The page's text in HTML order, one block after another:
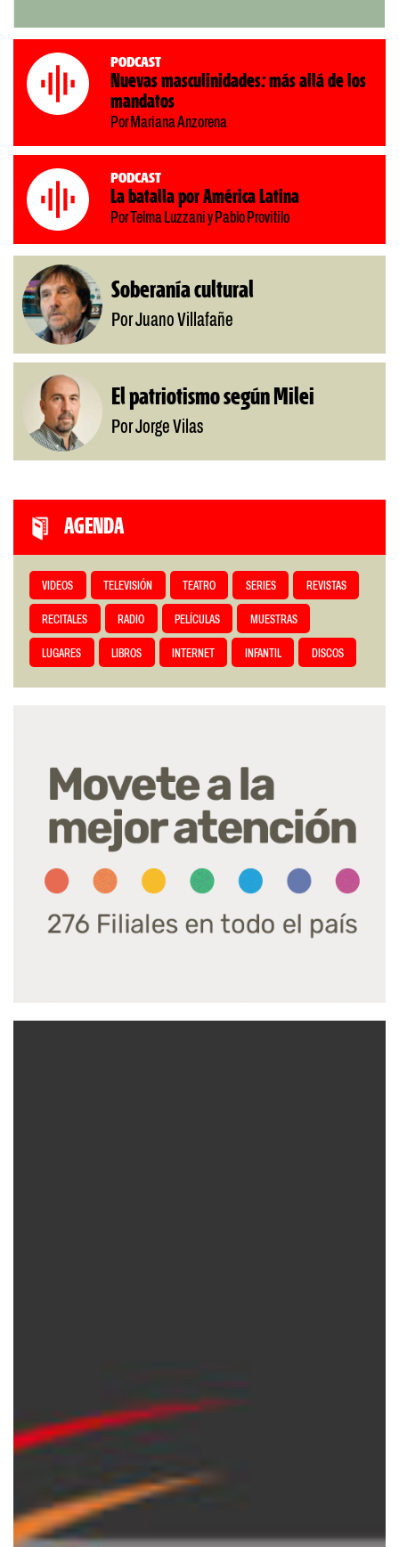
Podcast
Nuevas masculinidades: más allá de los
mandatos
Por Mariana Anzorena
Podcast
La batalla por América Latina
Por Telma Luzzani y Pablo Provitilo
Soberanía cultural
Por Juano Villafañe
El patriotismo según Milei
Por Jorge Vilas
AGENDA
VIDEOS TELEVISIÓN TEATRO SERIES REVISTAS
RECITALES RADIO PELÍCULAS MUESTRAS
LUGARES LIBROS INTERNET INFANTIL DISCOS